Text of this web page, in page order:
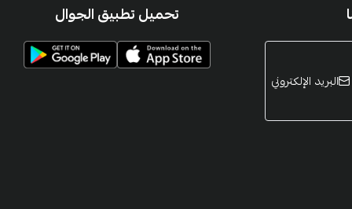
البريد الإلكتروني
تحميل تطبيق الجوال